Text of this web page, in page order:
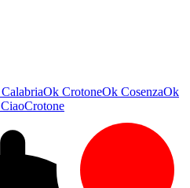
CalabriaOk CrotoneOk CosenzaOk
CiaoCrotone